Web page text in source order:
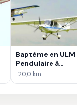
Baptême en ULM
Pendulaire à
Marmande
· 20,0 km